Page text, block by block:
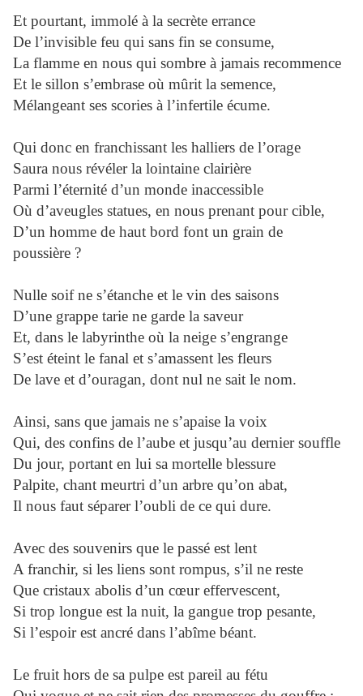
Et pourtant, immolé à la secrète errance
De l’invisible feu qui sans fin se consume,
La flamme en nous qui sombre à jamais recommence
Et le sillon s’embrase où mûrit la semence,
Mélangeant ses scories à l’infertile écume.
Qui donc en franchissant les halliers de l’orage
Saura nous révéler la lointaine clairière
Parmi l’éternité d’un monde inaccessible
Où d’aveugles statues, en nous prenant pour cible,
D’un homme de haut bord font un grain de
poussière ?
Nulle soif ne s’étanche et le vin des saisons
D’une grappe tarie ne garde la saveur
Et, dans le labyrinthe où la neige s’engrange
S’est éteint le fanal et s’amassent les fleurs
De lave et d’ouragan, dont nul ne sait le nom.
Ainsi, sans que jamais ne s’apaise la voix
Qui, des confins de l’aube et jusqu’au dernier souffle
Du jour, portant en lui sa mortelle blessure
Palpite, chant meurtri d’un arbre qu’on abat,
Il nous faut séparer l’oubli de ce qui dure.
Avec des souvenirs que le passé est lent
A franchir, si les liens sont rompus, s’il ne reste
Que cristaux abolis d’un cœur effervescent,
Si trop longue est la nuit, la gangue trop pesante,
Si l’espoir est ancré dans l’abîme béant.
Le fruit hors de sa pulpe est pareil au fétu